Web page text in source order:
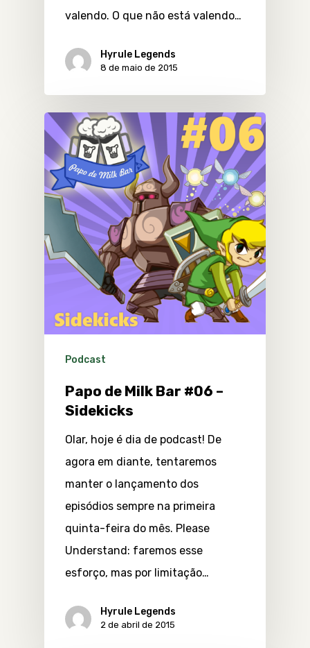
valendo. O que não está valendo…
Hyrule Legends
8 de maio de 2015
Podcast
Papo de Milk Bar #06 –
Sidekicks
Olar, hoje é dia de podcast! De
agora em diante, tentaremos
manter o lançamento dos
episódios sempre na primeira
quinta-feira do mês. Please
Understand: faremos esse
esforço, mas por limitação…
Hyrule Legends
2 de abril de 2015